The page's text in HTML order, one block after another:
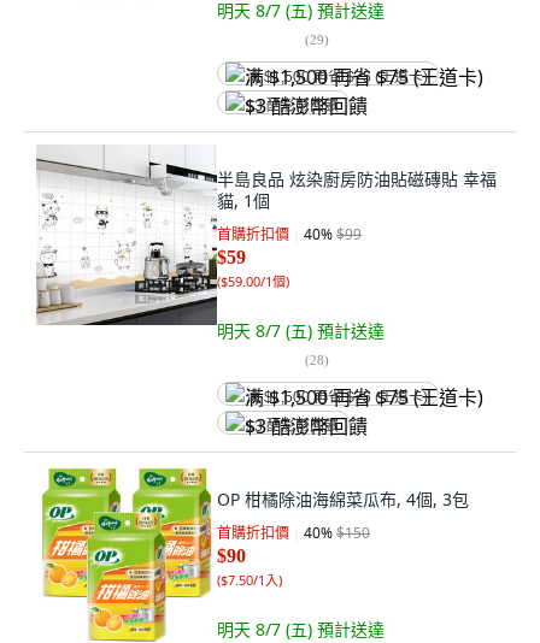
明天 8/7 (五) 預計送達
(29)
满 $1,500 再省 $75 (王道卡)
$3 酷澎幣回饋
半島良品 炫染廚房防油貼磁磚貼 幸福
貓, 1個
首購折扣價 40%$99
$59
($59.00/1個)
明天 8/7 (五) 預計送達
(28)
满 $1,500 再省 $75 (王道卡)
$3 酷澎幣回饋
OP 柑橘除油海綿菜瓜布, 4個, 3包
首購折扣價 40%$150
$90
($7.50/1入)
明天 8/7 (五) 預計送達